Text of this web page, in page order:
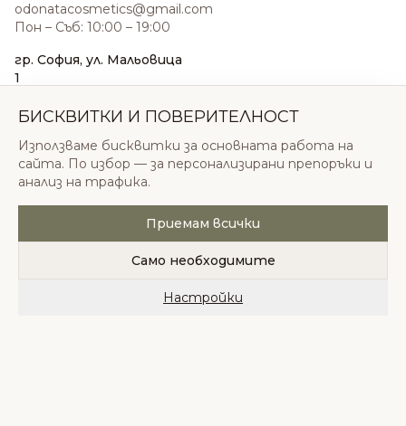
odonatacosmetics@gmail.com
Пон – Съб: 10:00 – 19:00
гр. София, ул. Мальовица
1
sales@odonatacosmetics.com
Нед: 11:00 – 18:00
© 2026 Одоната Козметикс ООД. Всички права
запазени.
Политика за поверителностОбщи условия
БИСКВИТКИ И ПОВЕРИТЕЛНОСТ
Използваме бисквитки за основната работа на
сайта. По избор — за персонализирани препоръки и
анализ на трафика.
Приемам всички
Само необходимите
Настройки